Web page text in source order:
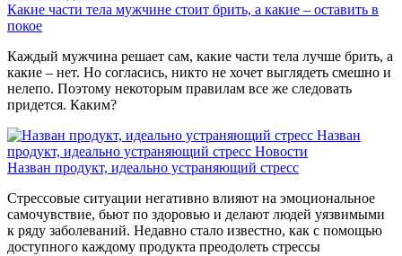
Какие части тела мужчине стоит брить, а какие – оставить в
покое
Каждый мужчина решает сам, какие части тела лучше брить, а
какие – нет. Но согласись, никто не хочет выглядеть смешно и
нелепо. Поэтому некоторым правилам все же следовать
придется. Каким?
Назван
продукт, идеально устраняющий стресс Новости
Назван продукт, идеально устраняющий стресс
Стрессовые ситуации негативно влияют на эмоциональное
самочувствие, бьют по здоровью и делают людей уязвимыми
к ряду заболеваний. Недавно стало известно, как с помощью
доступного каждому продукта преодолеть стрессы